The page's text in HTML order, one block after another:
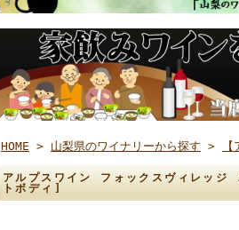
HOME > 山梨県のワイナリーから探す >
アルプスワイン フォックスヴィレッ
トボディ]